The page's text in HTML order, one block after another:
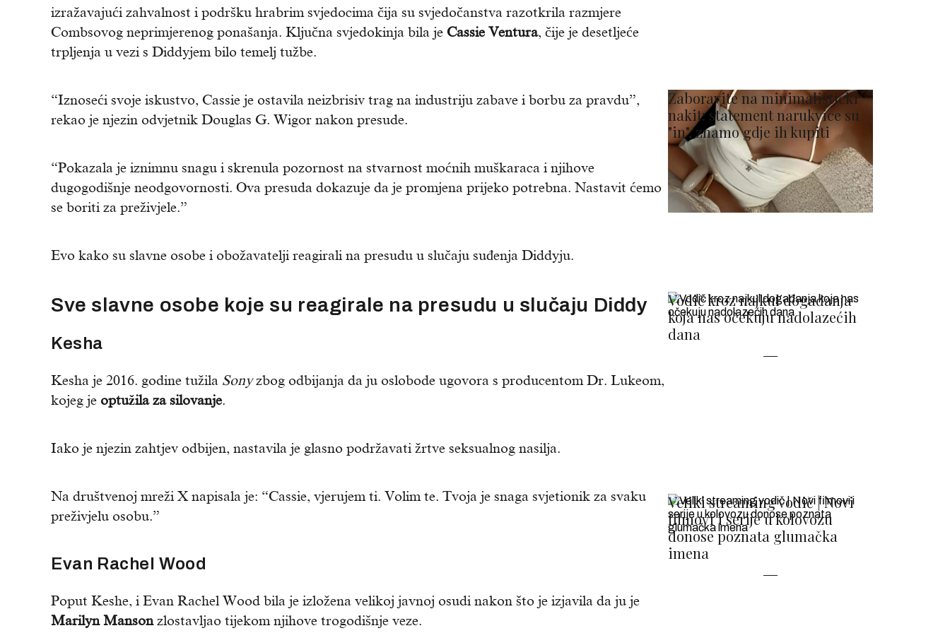
izražavajući zahvalnost i podršku hrabrim svjedocima čija su svjedočanstva razotkrila razmjere
Combsovog neprimjerenog ponašanja. Ključna svjedokinja bila je Cassie Ventura, čije je desetljeće
trpljenja u vezi s Diddyjem bilo temelj tužbe.
“Iznoseći svoje iskustvo, Cassie je ostavila neizbrisiv trag na industriju zabave i borbu za pravdu”,
rekao je njezin odvjetnik Douglas G. Wigor nakon presude.
“Pokazala je iznimnu snagu i skrenula pozornost na stvarnost moćnih muškaraca i njihove
dugogodišnje neodgovornosti. Ova presuda dokazuje da je promjena prijeko potrebna. Nastavit ćemo
se boriti za preživjele.”
Evo kako su slavne osobe i obožavatelji reagirali na presudu u slučaju suđenja Diddyju.
Sve slavne osobe koje su reagirale na presudu u slučaju Diddy
Kesha
Kesha je 2016. godine tužila Sonyzbog odbijanja da ju oslobode ugovora s producentom Dr. Lukeom,
kojeg je optužila za silovanje.
Iako je njezin zahtjev odbijen, nastavila je glasno podržavati žrtve seksualnog nasilja.
Na društvenoj mreži X napisala je: “Cassie, vjerujem ti. Volim te. Tvoja je snaga svjetionik za svaku
preživjelu osobu.”
Evan Rachel Wood
Poput Keshe, i Evan Rachel Wood bila je izložena velikoj javnoj osudi nakon što je izjavila da ju je
Marilyn Mansonzlostavljao tijekom njihove trogodišnje veze.
Zaboravite na minimalistički
nakit: statement narukvice su
"in", znamo gdje ih kupiti
Vodič kroz najkul događanja
koja nas očekuju nadolazećih
dana
Veliki streaming vodič | Novi
filmovi i serije u kolovozu
donose poznata glumačka
imena